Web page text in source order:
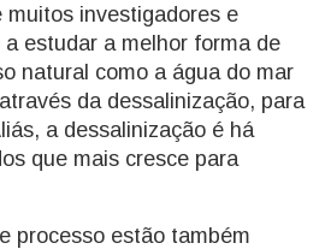
muitos investigadores e
estudar a melhor forma de
natural como a água do mar
da dessalinização, para
a dessalinização é há
que mais cresce para
processo estão também